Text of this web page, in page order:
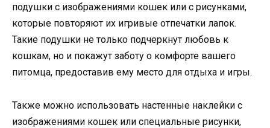
подушки с изображениями кошек или с рисунками,
которые повторяют их игривые отпечатки лапок.
Такие подушки не только подчеркнут любовь к
кошкам, но и покажут заботу о комфорте вашего
питомца, предоставив ему место для отдыха и игры.
Также можно использовать настенные наклейки с
изображениями кошек или специальные рисунки,